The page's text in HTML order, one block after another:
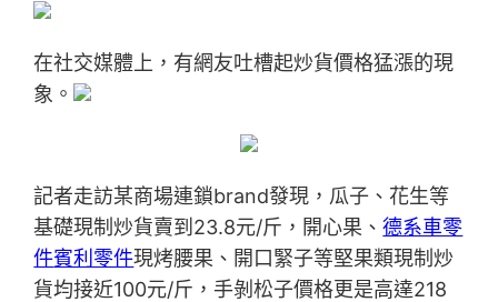
在社交媒體上，有網友吐槽起炒貨價格猛漲的現
象。
記者走訪某商場連鎖brand發現，瓜子、花生等
基礎現制炒貨賣到23.8元/斤，開心果、德系車零
件賓利零件現烤腰果、開口緊子等堅果類現制炒
貨均接近100元/斤，手剝松子價格更是高達218